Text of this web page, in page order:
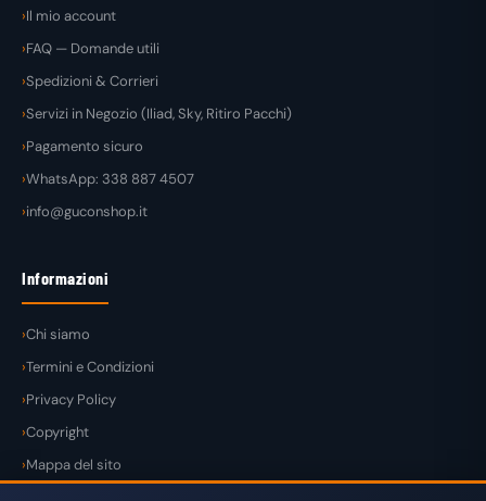
Il mio account
FAQ — Domande utili
Spedizioni & Corrieri
Servizi in Negozio (Iliad, Sky, Ritiro Pacchi)
Pagamento sicuro
WhatsApp: 338 887 4507
info@guconshop.it
Informazioni
Chi siamo
Termini e Condizioni
Privacy Policy
Copyright
Mappa del sito